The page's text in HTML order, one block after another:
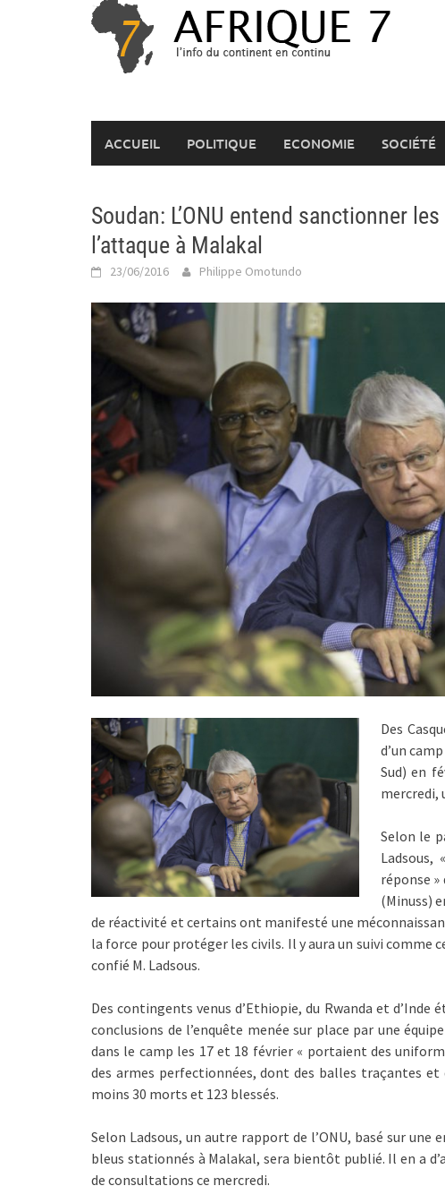
ACCUEIL POLITIQUE ECONOMIE SOCIÉTÉ
Soudan: L’ONU entend sanctionner
l’attaque à Malakal
23/06/2016 Philippe Omotundo
Des
d’un
Sud) en
mercredi,
Selon le
Ladsous,
réponse »
(Minuss)
de réactivité et certains ont manifesté une
la force pour protéger les civils. Il y aura un suivi comme
confié M. Ladsous.
Des contingents venus d’Ethiopie, du Rwanda et
conclusions de l’enquête menée sur place par une
dans le camp les 17 et 18 février « portaient des
des armes perfectionnées, dont des balles traçantes
moins 30 morts et 123 blessés.
Selon Ladsous, un autre rapport de l’ONU, basé sur
bleus stationnés à Malakal, sera bientôt publié. Il en a
de consultations ce mercredi.